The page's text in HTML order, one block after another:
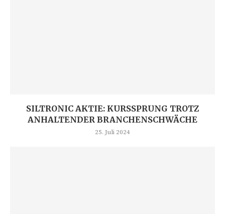
SILTRONIC AKTIE: KURSSPRUNG TROTZ
ANHALTENDER BRANCHENSCHWÄCHE
25. Juli 2024